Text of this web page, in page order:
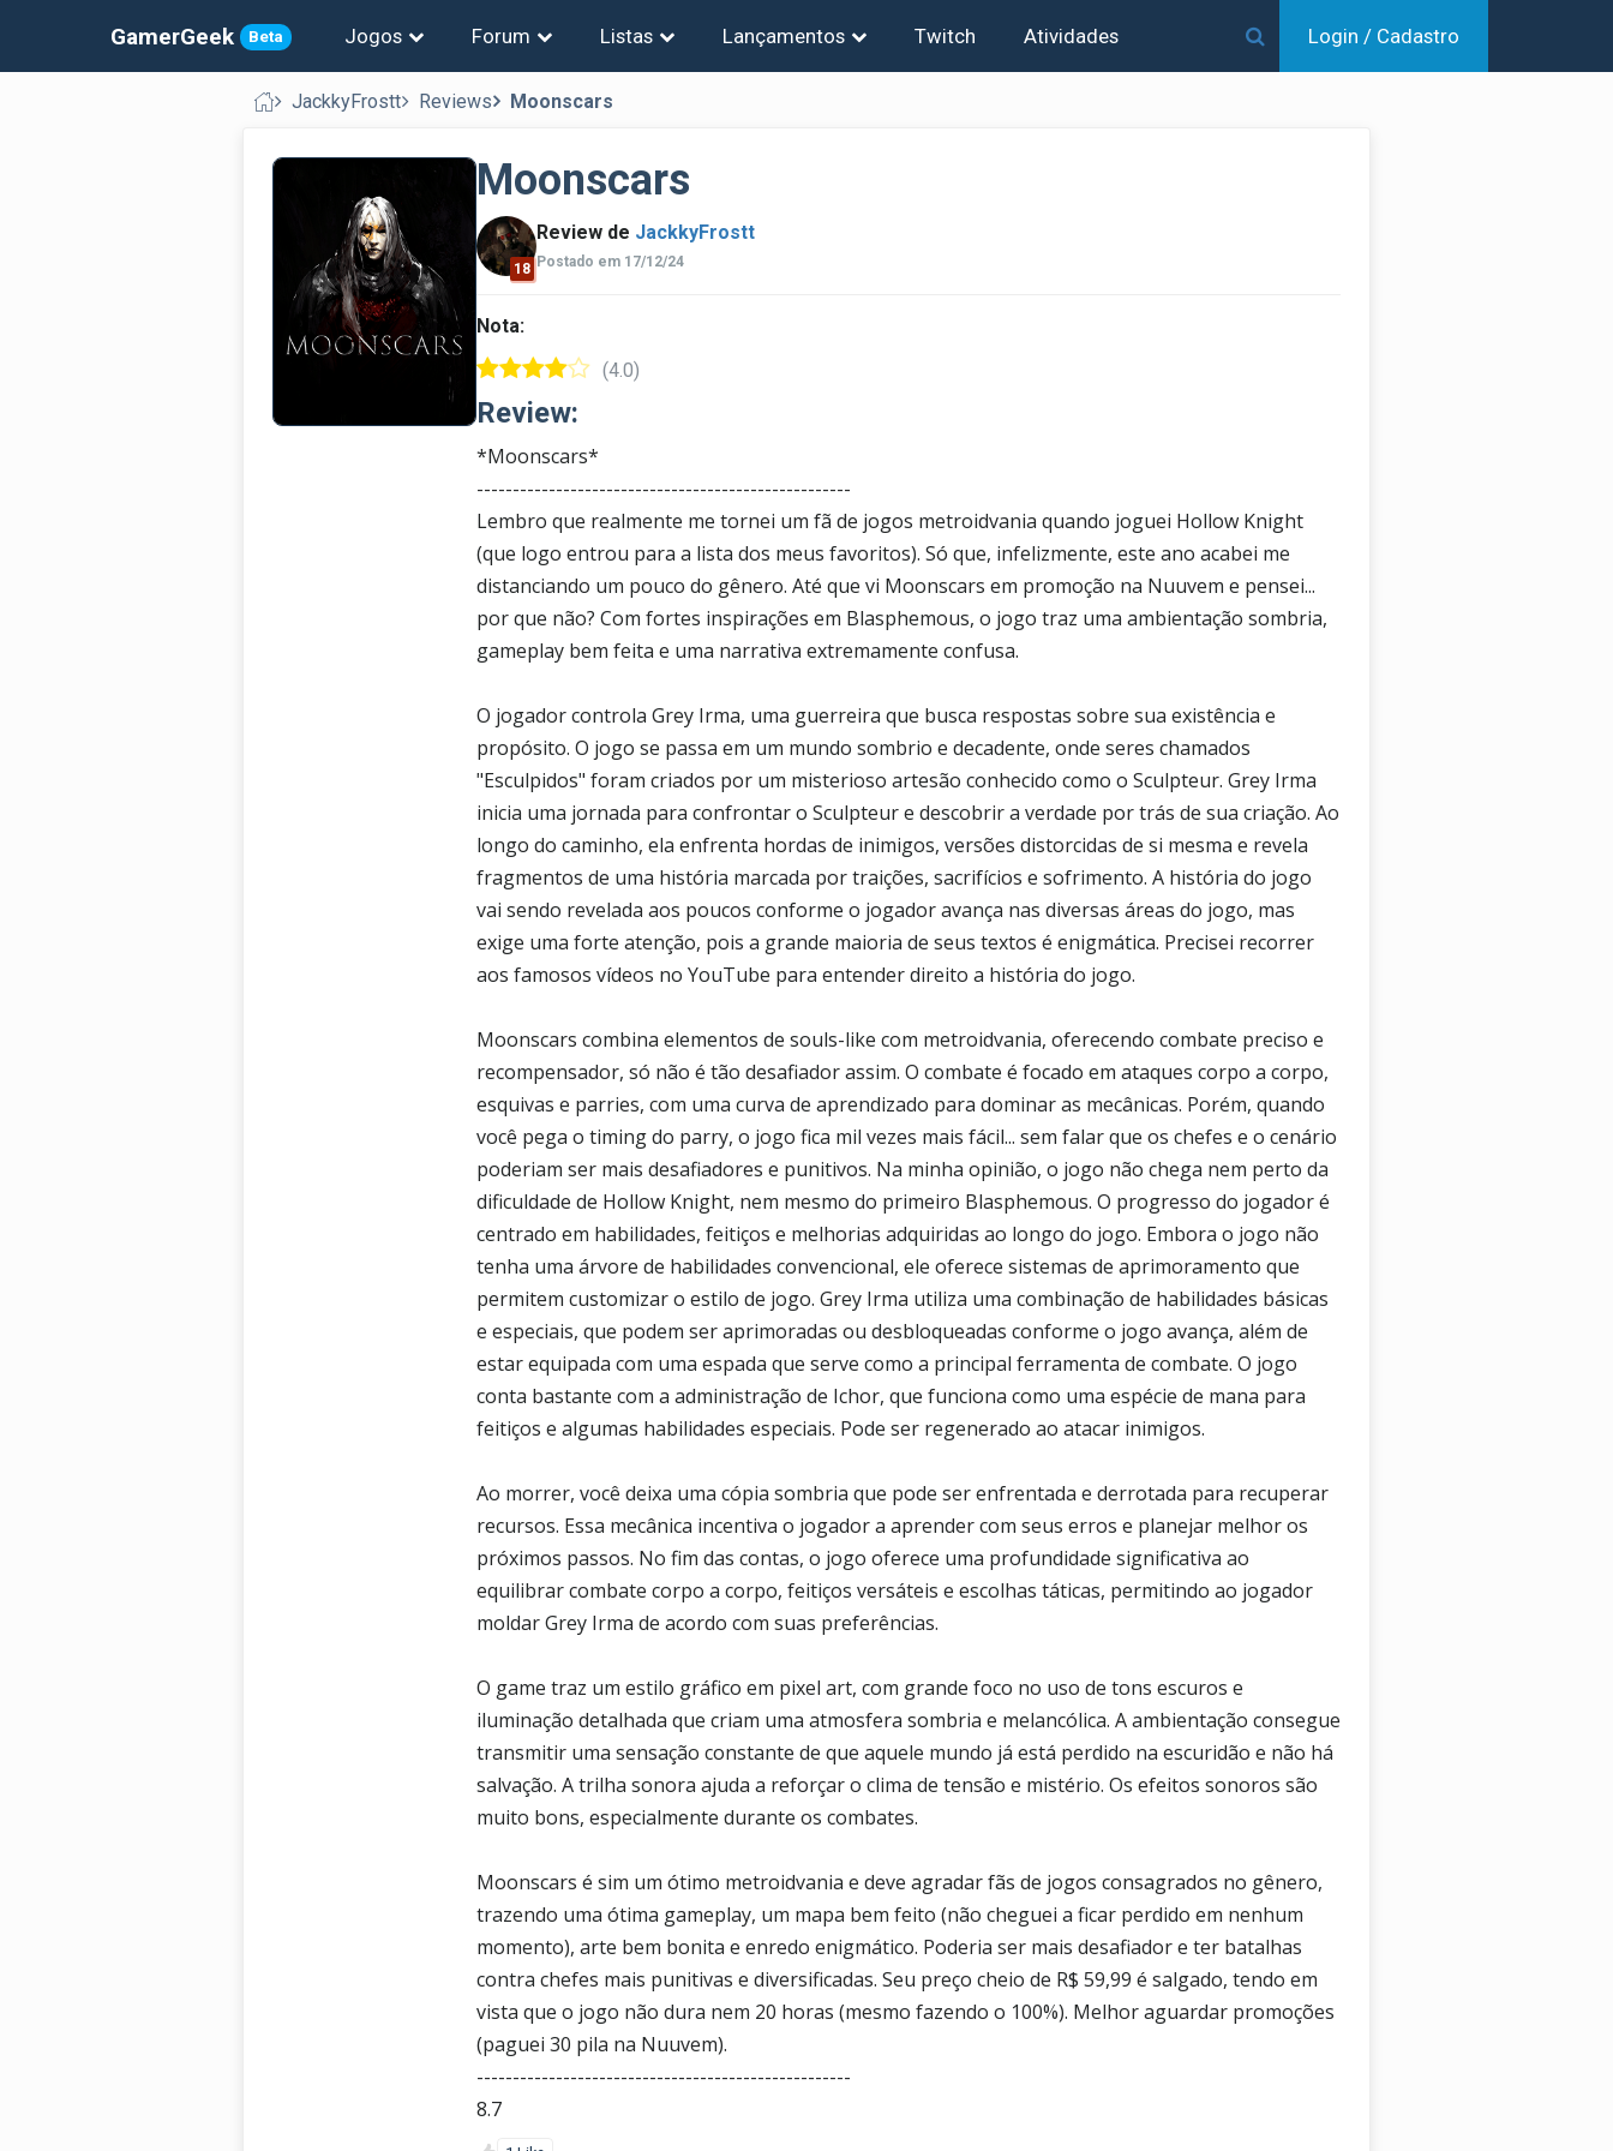
GamerGeek Beta Jogos Forum Listas Lançamentos Twitch Atividades Login / Cadastro
JackkyFrostt Reviews Moonscars
Moonscars
18
Review de JackkyFrostt
Postado em 17/12/24
Nota:
(4.0)
Review:
*Moonscars*
----------------------------------------------------
Lembro que realmente me tornei um fã de jogos metroidvania quando joguei Hollow Knight
(que logo entrou para a lista dos meus favoritos). Só que, infelizmente, este ano acabei me
distanciando um pouco do gênero. Até que vi Moonscars em promoção na Nuuvem e pensei...
por que não? Com fortes inspirações em Blasphemous, o jogo traz uma ambientação sombria,
gameplay bem feita e uma narrativa extremamente confusa.
O jogador controla Grey Irma, uma guerreira que busca respostas sobre sua existência e
propósito. O jogo se passa em um mundo sombrio e decadente, onde seres chamados
"Esculpidos" foram criados por um misterioso artesão conhecido como o Sculpteur. Grey Irma
inicia uma jornada para confrontar o Sculpteur e descobrir a verdade por trás de sua criação. Ao
longo do caminho, ela enfrenta hordas de inimigos, versões distorcidas de si mesma e revela
fragmentos de uma história marcada por traições, sacrifícios e sofrimento. A história do jogo
vai sendo revelada aos poucos conforme o jogador avança nas diversas áreas do jogo, mas
exige uma forte atenção, pois a grande maioria de seus textos é enigmática. Precisei recorrer
aos famosos vídeos no YouTube para entender direito a história do jogo.
Moonscars combina elementos de souls-like com metroidvania, oferecendo combate preciso e
recompensador, só não é tão desafiador assim. O combate é focado em ataques corpo a corpo,
esquivas e parries, com uma curva de aprendizado para dominar as mecânicas. Porém, quando
você pega o timing do parry, o jogo fica mil vezes mais fácil... sem falar que os chefes e o cenário
poderiam ser mais desafiadores e punitivos. Na minha opinião, o jogo não chega nem perto da
dificuldade de Hollow Knight, nem mesmo do primeiro Blasphemous. O progresso do jogador é
centrado em habilidades, feitiços e melhorias adquiridas ao longo do jogo. Embora o jogo não
tenha uma árvore de habilidades convencional, ele oferece sistemas de aprimoramento que
permitem customizar o estilo de jogo. Grey Irma utiliza uma combinação de habilidades básicas
e especiais, que podem ser aprimoradas ou desbloqueadas conforme o jogo avança, além de
estar equipada com uma espada que serve como a principal ferramenta de combate. O jogo
conta bastante com a administração de Ichor, que funciona como uma espécie de mana para
feitiços e algumas habilidades especiais. Pode ser regenerado ao atacar inimigos.
Ao morrer, você deixa uma cópia sombria que pode ser enfrentada e derrotada para recuperar
recursos. Essa mecânica incentiva o jogador a aprender com seus erros e planejar melhor os
próximos passos. No fim das contas, o jogo oferece uma profundidade significativa ao
equilibrar combate corpo a corpo, feitiços versáteis e escolhas táticas, permitindo ao jogador
moldar Grey Irma de acordo com suas preferências.
O game traz um estilo gráfico em pixel art, com grande foco no uso de tons escuros e
iluminação detalhada que criam uma atmosfera sombria e melancólica. A ambientação consegue
transmitir uma sensação constante de que aquele mundo já está perdido na escuridão e não há
salvação. A trilha sonora ajuda a reforçar o clima de tensão e mistério. Os efeitos sonoros são
muito bons, especialmente durante os combates.
Moonscars é sim um ótimo metroidvania e deve agradar fãs de jogos consagrados no gênero,
trazendo uma ótima gameplay, um mapa bem feito (não cheguei a ficar perdido em nenhum
momento), arte bem bonita e enredo enigmático. Poderia ser mais desafiador e ter batalhas
contra chefes mais punitivas e diversificadas. Seu preço cheio de R$ 59,99 é salgado, tendo em
vista que o jogo não dura nem 20 horas (mesmo fazendo o 100%). Melhor aguardar promoções
(paguei 30 pila na Nuuvem).
----------------------------------------------------
8.7